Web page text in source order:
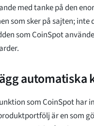
med tanke på den
som sker på sajten; inte
som CoinSpot
automatiska
som CoinSpot har
är en som